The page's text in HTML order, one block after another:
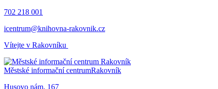
702 218 001
icentrum@knihovna-rakovnik.cz
Vítejte v Rakovníku
Městské informační centrumRakovník
Husovo nám. 167